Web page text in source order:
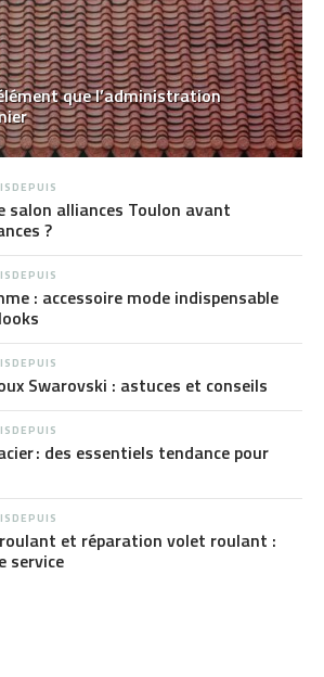
que l’administration
salon alliances Toulon avant
?
: accessoire mode indispensable
Swarovski : astuces et conseils
: des essentiels tendance pour
et réparation volet roulant :
service